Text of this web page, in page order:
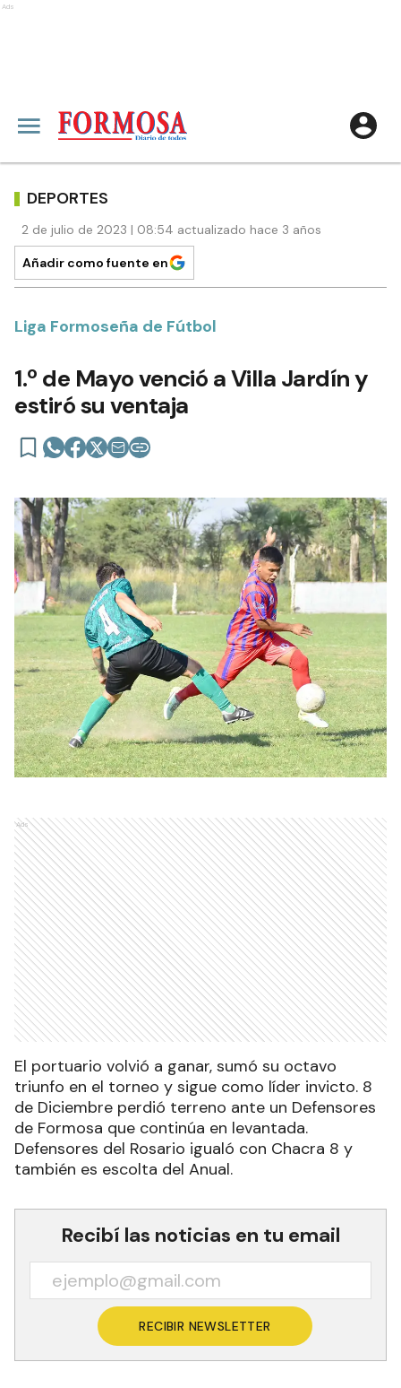
Ads
DEPORTES
2 de julio de 2023 | 08:54 actualizado hace 3 años
Añadir como fuente en
Liga Formoseña de Fútbol
1.º de Mayo venció a Villa Jardín y
estiró su ventaja
Ads
El portuario volvió a ganar, sumó su octavo
triunfo en el torneo y sigue como líder invicto. 8
de Diciembre perdió terreno ante un Defensores
de Formosa que continúa en levantada.
Defensores del Rosario igualó con Chacra 8 y
también es escolta del Anual.
Recibí las noticias en tu email
RECIBIR NEWSLETTER